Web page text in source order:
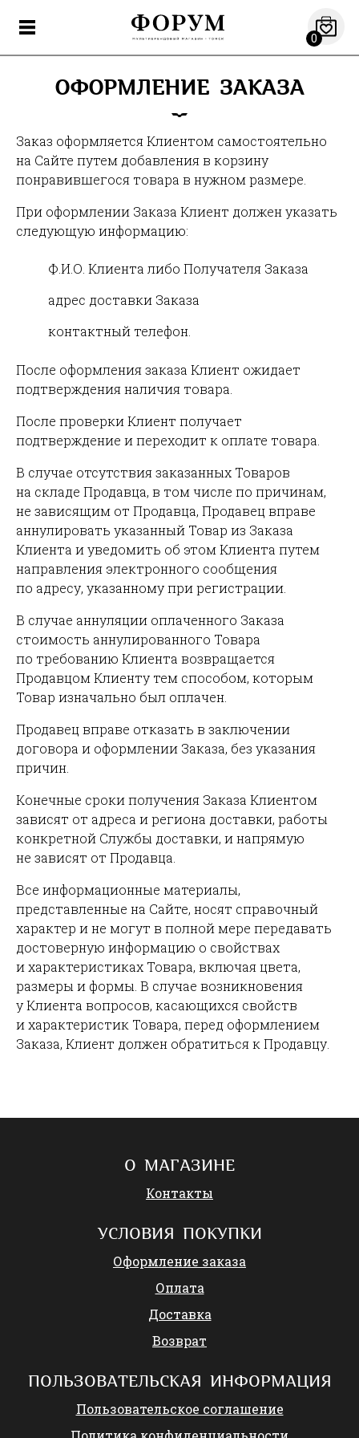
0
ОФОРМЛЕНИЕ ЗАКАЗА
Заказ оформляется Клиентом самостоятельно
на Сайте путем добавления в корзину
понравившегося товара в нужном размере.
При оформлении Заказа Клиент должен указать
следующую информацию:
Ф.И.О. Клиента либо Получателя Заказа
адрес доставки Заказа
контактный телефон.
После оформления заказа Клиент ожидает
подтверждения наличия товара.
После проверки Клиент получает
подтверждение и переходит к оплате товара.
В случае отсутствия заказанных Товаров
на складе Продавца, в том числе по причинам,
не зависящим от Продавца, Продавец вправе
аннулировать указанный Товар из Заказа
Клиента и уведомить об этом Клиента путем
направления электронного сообщения
по адресу, указанному при регистрации.
В случае аннуляции оплаченного Заказа
стоимость аннулированного Товара
по требованию Клиента возвращается
Продавцом Клиенту тем способом, которым
Товар изначально был оплачен.
Продавец вправе отказать в заключении
договора и оформлении Заказа, без указания
причин.
Конечные сроки получения Заказа Клиентом
зависят от адреса и региона доставки, работы
конкретной Службы доставки, и напрямую
не зависят от Продавца.
Все информационные материалы,
представленные на Сайте, носят справочный
характер и не могут в полной мере передавать
достоверную информацию о свойствах
и характеристиках Товара, включая цвета,
размеры и формы. В случае возникновения
у Клиента вопросов, касающихся свойств
и характеристик Товара, перед оформлением
Заказа, Клиент должен обратиться к Продавцу.
О МАГАЗИНЕ
Контакты
УСЛОВИЯ ПОКУПКИ
Оформление заказа
Оплата
Доставка
Возврат
ПОЛЬЗОВАТЕЛЬСКАЯ ИНФОРМАЦИЯ
Пользовательское соглашение